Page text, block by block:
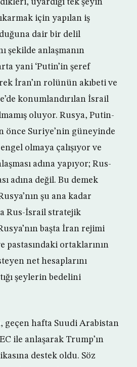
uyardığı tek şeyin
için yapılan iş
dair bir delil
şekilde anlaşmanın
yani ‘Putin’in şeref
İran’ın rolünün akıbeti ve
konumlandırılan İsrail
oluyor. Rusya, Putin-
önce Suriye’nin güneyinde
olmaya çalışıyor ve
adına yapıyor; Rus-
adına değil. Bu demek
şu ana kadar
Rus-İsrail stratejik
başta İran rejimi
pastasındaki ortaklarının
net hesaplarını
şeylerin bedelini
geçen hafta Suudi Arabistan
ile anlaşarak Trump’ın
destek oldu. Söz